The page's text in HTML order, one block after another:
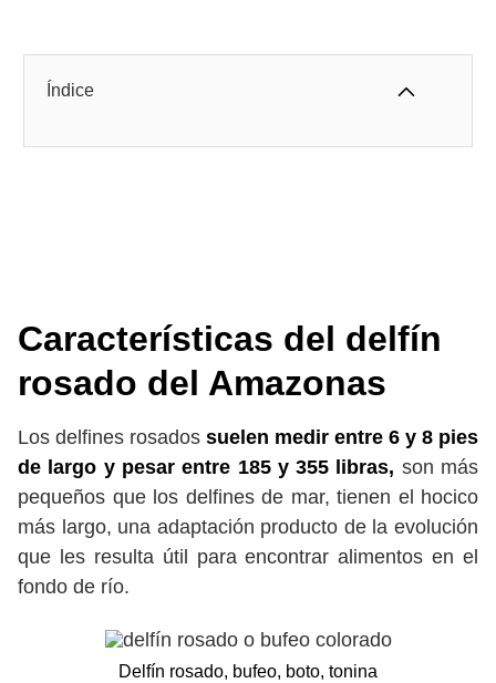
Índice
Características del delfín
rosado del Amazonas
Los delfines rosados suelen medir entre 6 y 8 pies
de largo y pesar entre 185 y 355 libras, son más
pequeños que los delfines de mar, tienen el hocico
más largo, una adaptación producto de la evolución
que les resulta útil para encontrar alimentos en el
fondo de río.
Delfín rosado, bufeo, boto, tonina